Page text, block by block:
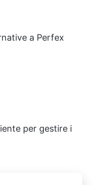
a Perfex
per gestire i